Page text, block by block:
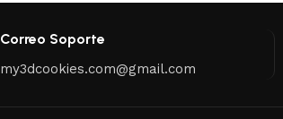
Correo Soporte
my3dcookies.com@gmail.com